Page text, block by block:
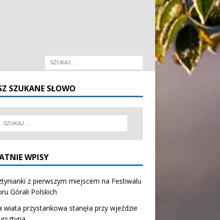
SZUKANE SŁOWO
WPISY
z pierwszym miejscem na Festiwalu
Górali Polskich
wiata przystankowa stanęła przy wjeździe